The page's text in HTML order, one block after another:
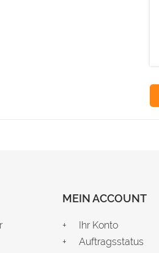
MEIN ACCOUNT
Ihr Konto
Auftragsstatus